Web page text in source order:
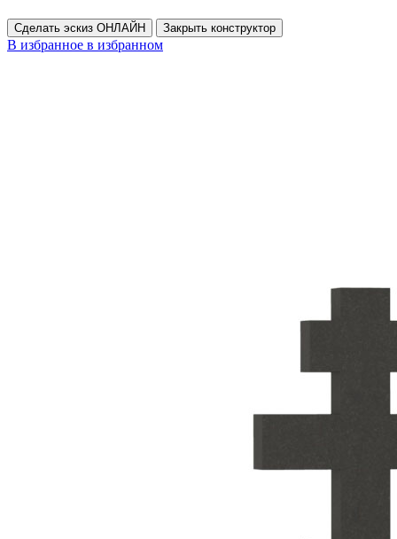
Сделать эскиз ОНЛАЙН Закрыть конструктор
В избранное в избранном